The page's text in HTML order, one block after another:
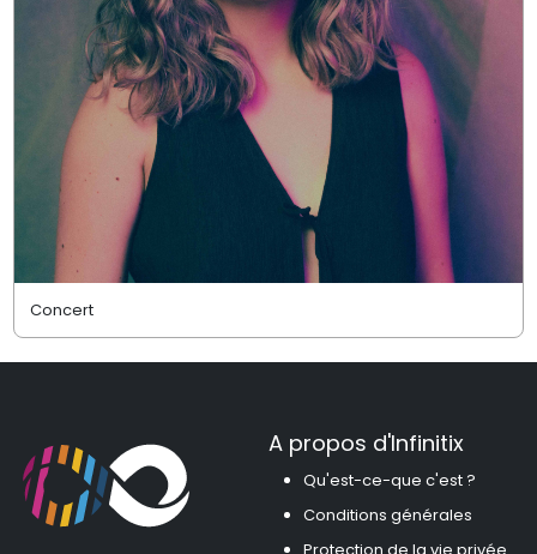
Concert
A propos d'Infinitix
Qu'est-ce-que c'est ?
Conditions générales